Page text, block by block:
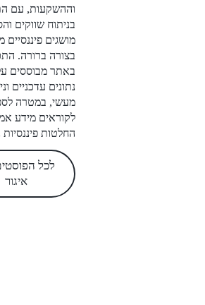
וההשקעות, עם התמחות
בניתוח שווקים והסברת
מושגים פיננסיים מורכבים
בצורה ברורה. התכנים
באתר מבוססים על מחקר,
נתונים עדכניים וניסיון
מעשי, במטרה לספק
לקוראים מידע אמין לקבלת
החלטות פיננסיות נכונות.
לכל הפוסטים של